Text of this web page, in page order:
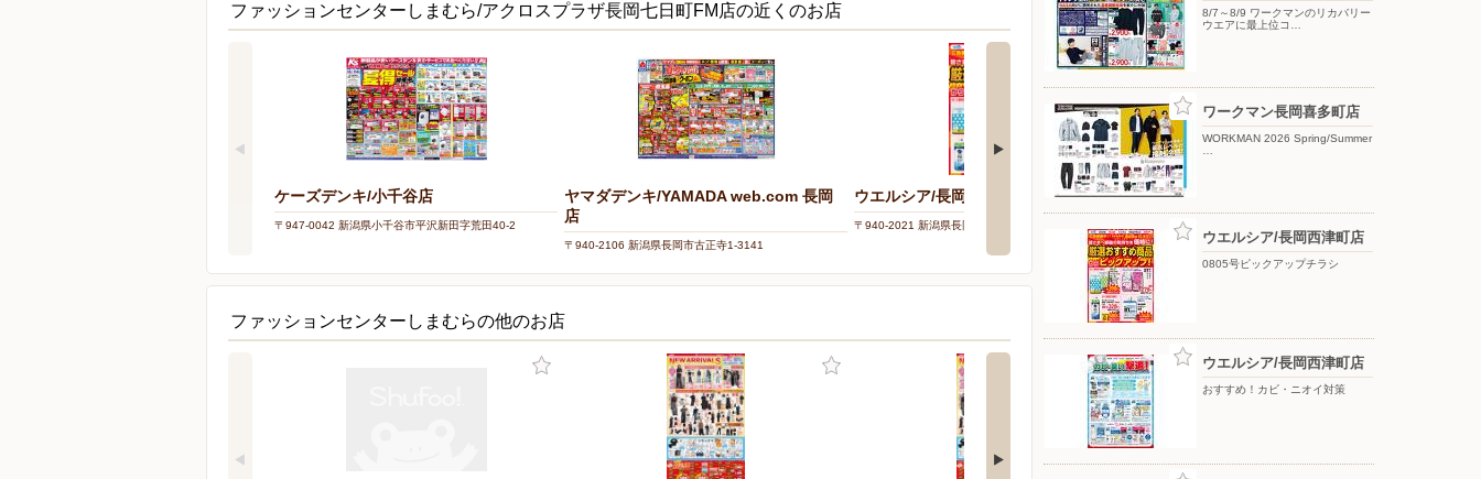
ファッションセンターしまむら/アクロスプラザ長岡七日町FM店の近くのお店
ケーズデンキ/小千谷店
〒947-0042 新潟県小千谷市平沢新田字荒田40-2
ヤマダデンキ/YAMADA web.com 長岡
店
〒940-2106 新潟県長岡市古正寺1-3141
ウエルシア/長岡宮関店
〒940-2021 新潟県長岡市宮関3-1-3
ウエルシア/長岡関原店
〒940-2034 新潟県長岡市上除町西2-7
ファッションセンターしまむらの他のお店
8/7～8/9 ワークマンのリカバリー
ウエアに最上位コ…
ワークマン長岡喜多町店
WORKMAN 2026 Spring/Summer
ウエルシア/長岡西津町店
0805号ピックアップチラシ
ウエルシア/長岡西津町店
おすすめ！カビ・ニオイ対策